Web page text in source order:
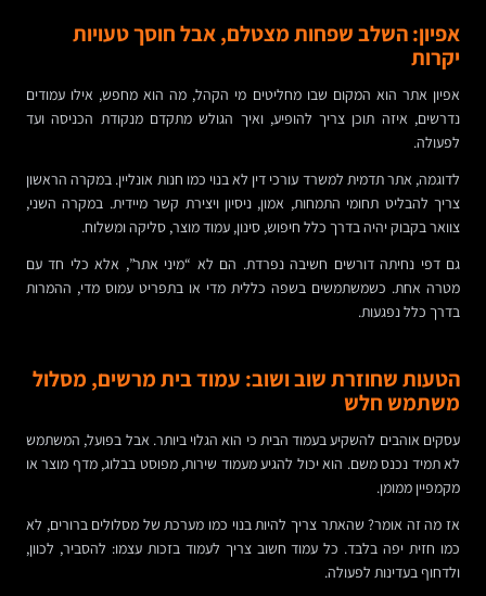
אפיון: השלב שפחות מצטלם, אבל חוסך טעויות
יקרות
אפיון אתר הוא המקום שבו מחליטים מי הקהל, מה הוא מחפש, אילו עמודים
נדרשים, איזה תוכן צריך להופיע, ואיך הגולש מתקדם מנקודת הכניסה ועד
לפעולה.
לדוגמה, אתר תדמית למשרד עורכי דין לא בנוי כמו חנות אונליין. במקרה הראשון
צריך להבליט תחומי התמחות, אמון, ניסיון ויצירת קשר מיידית. במקרה השני,
צוואר בקבוק יהיה בדרך כלל חיפוש, סינון, עמוד מוצר, סליקה ומשלוח.
גם דפי נחיתה דורשים חשיבה נפרדת. הם לא “מיני אתר”, אלא כלי חד עם
מטרה אחת. כשמשתמשים בשפה כללית מדי או בתפריט עמוס מדי, ההמרות
בדרך כלל נפגעות.
הטעות שחוזרת שוב ושוב: עמוד בית מרשים, מסלול
משתמש חלש
עסקים אוהבים להשקיע בעמוד הבית כי הוא הגלוי ביותר. אבל בפועל, המשתמש
לא תמיד נכנס משם. הוא יכול להגיע מעמוד שירות, מפוסט בבלוג, מדף מוצר או
מקמפיין ממומן.
אז מה זה אומר? שהאתר צריך להיות בנוי כמו מערכת של מסלולים ברורים, לא
כמו חזית יפה בלבד. כל עמוד חשוב צריך לעמוד בזכות עצמו: להסביר, לכוון,
ולדחוף בעדינות לפעולה.